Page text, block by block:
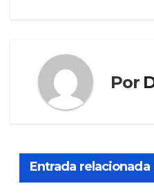
Por
Entrada relacionada